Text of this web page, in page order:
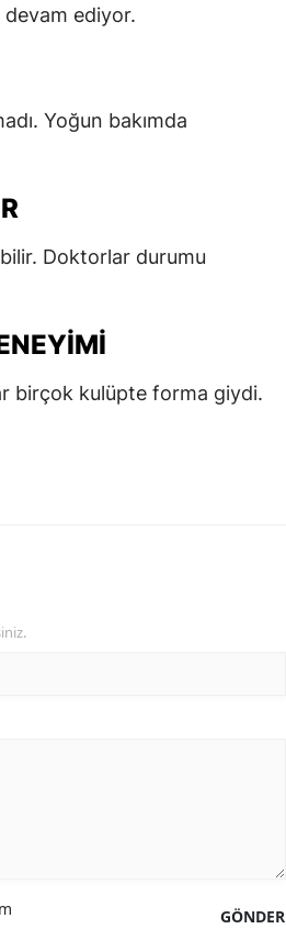
devam ediyor.
Yoğun bakımda
Doktorlar durumu
birçok kulüpte forma giydi.
GÖNDER